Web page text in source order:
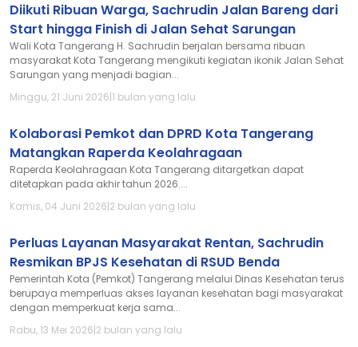
Diikuti Ribuan Warga, Sachrudin Jalan Bareng dari
Start hingga Finish di Jalan Sehat Sarungan
Wali Kota Tangerang H. Sachrudin berjalan bersama ribuan
masyarakat Kota Tangerang mengikuti kegiatan ikonik Jalan Sehat
Sarungan yang menjadi bagian...
Minggu, 21 Juni 2026|1 bulan yang lalu
Kolaborasi Pemkot dan DPRD Kota Tangerang
Matangkan Raperda Keolahragaan
Raperda Keolahragaan Kota Tangerang ditargetkan dapat
ditetapkan pada akhir tahun 2026....
Kamis, 04 Juni 2026|2 bulan yang lalu
Perluas Layanan Masyarakat Rentan, Sachrudin
Resmikan BPJS Kesehatan di RSUD Benda
Pemerintah Kota (Pemkot) Tangerang melalui Dinas Kesehatan terus
berupaya memperluas akses layanan kesehatan bagi masyarakat
dengan memperkuat kerja sama...
Rabu, 13 Mei 2026|2 bulan yang lalu